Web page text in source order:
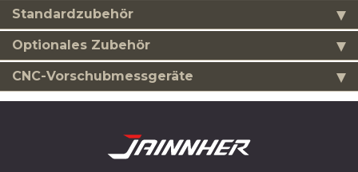
Standardzubehör
Optionales Zubehör
CNC-Vorschubmessgeräte